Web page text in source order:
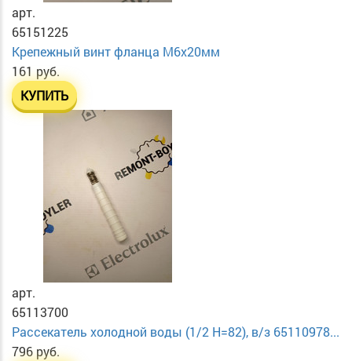
арт.
65151225
Крепежный винт фланца М6х20мм
161 руб.
КУПИТЬ
арт.
65113700
Рассекатель холодной воды (1/2 H=82), в/з 65110978...
796 руб.